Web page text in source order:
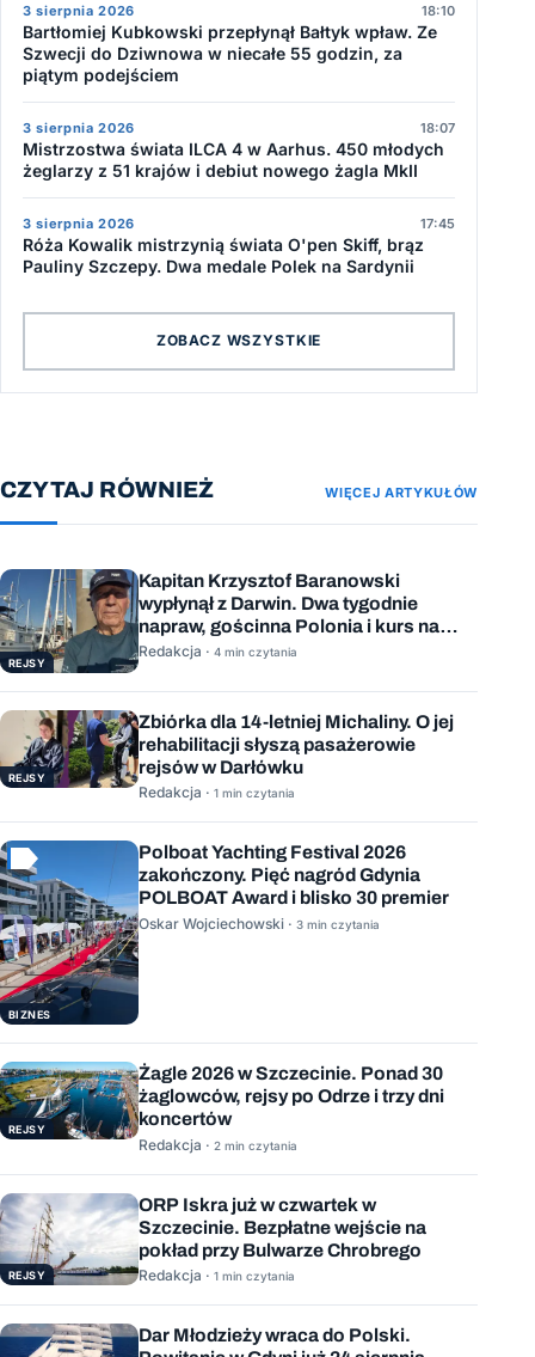
3 sierpnia 2026 18:10
Bartłomiej Kubkowski przepłynął Bałtyk wpław. Ze
Szwecji do Dziwnowa w niecałe 55 godzin, za
piątym podejściem
3 sierpnia 2026 18:07
Mistrzostwa świata ILCA 4 w Aarhus. 450 młodych
żeglarzy z 51 krajów i debiut nowego żagla MkII
3 sierpnia 2026 17:45
Róża Kowalik mistrzynią świata O'pen Skiff, brąz
Pauliny Szczepy. Dwa medale Polek na Sardynii
ZOBACZ WSZYSTKIE
CZYTAJ RÓWNIEŻ WIĘCEJ ARTYKUŁÓW
REJSY
Kapitan Krzysztof Baranowski
wypłynął z Darwin. Dwa tygodnie
napraw, gościnna Polonia i kurs na
Mauritius
Redakcja · 4 min czytania
REJSY
Zbiórka dla 14-letniej Michaliny. O jej
rehabilitacji słyszą pasażerowie
rejsów w Darłówku
Redakcja · 1 min czytania
BIZNES
Polboat Yachting Festival 2026
zakończony. Pięć nagród Gdynia
POLBOAT Award i blisko 30 premier
Oskar Wojciechowski · 3 min czytania
REJSY
Żagle 2026 w Szczecinie. Ponad 30
żaglowców, rejsy po Odrze i trzy dni
koncertów
Redakcja · 2 min czytania
REJSY
ORP Iskra już w czwartek w
Szczecinie. Bezpłatne wejście na
pokład przy Bulwarze Chrobrego
Redakcja · 1 min czytania
Dar Młodzieży wraca do Polski.